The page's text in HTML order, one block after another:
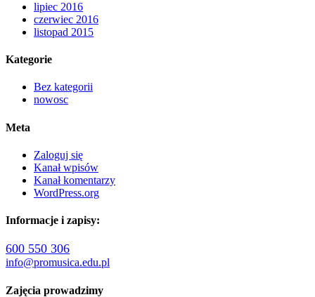
lipiec 2016
czerwiec 2016
listopad 2015
Kategorie
Bez kategorii
nowosc
Meta
Zaloguj się
Kanał wpisów
Kanał komentarzy
WordPress.org
Informacje i zapisy:
600 550 306
info@promusica.edu.pl
Zajęcia prowadzimy